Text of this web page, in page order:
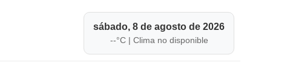
sábado, 8 de agosto de 2026
--°C | Clima no disponible